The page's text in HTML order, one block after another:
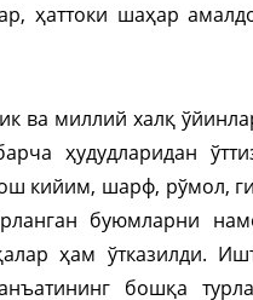
ҳаттоки шаҳар
ва миллий халқ
ҳудудларидан
кийим, шарф, рўмол,
буюмларни
ҳам ўтказилди.
бошқа